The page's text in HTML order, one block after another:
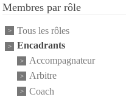
Membres par rôle
Tous les rôles
Encadrants
Accompagnateur
Arbitre
Coach